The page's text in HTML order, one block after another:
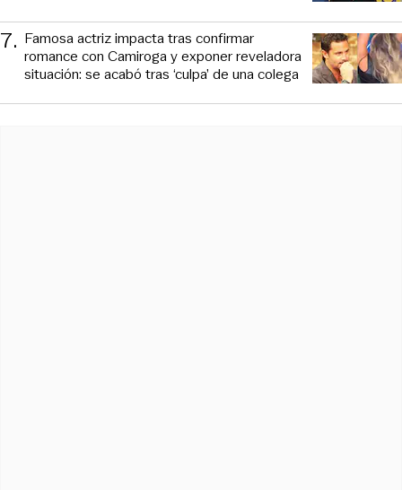
7. Famosa actriz impacta tras confirmar
romance con Camiroga y exponer reveladora
situación: se acabó tras ‘culpa’ de una colega